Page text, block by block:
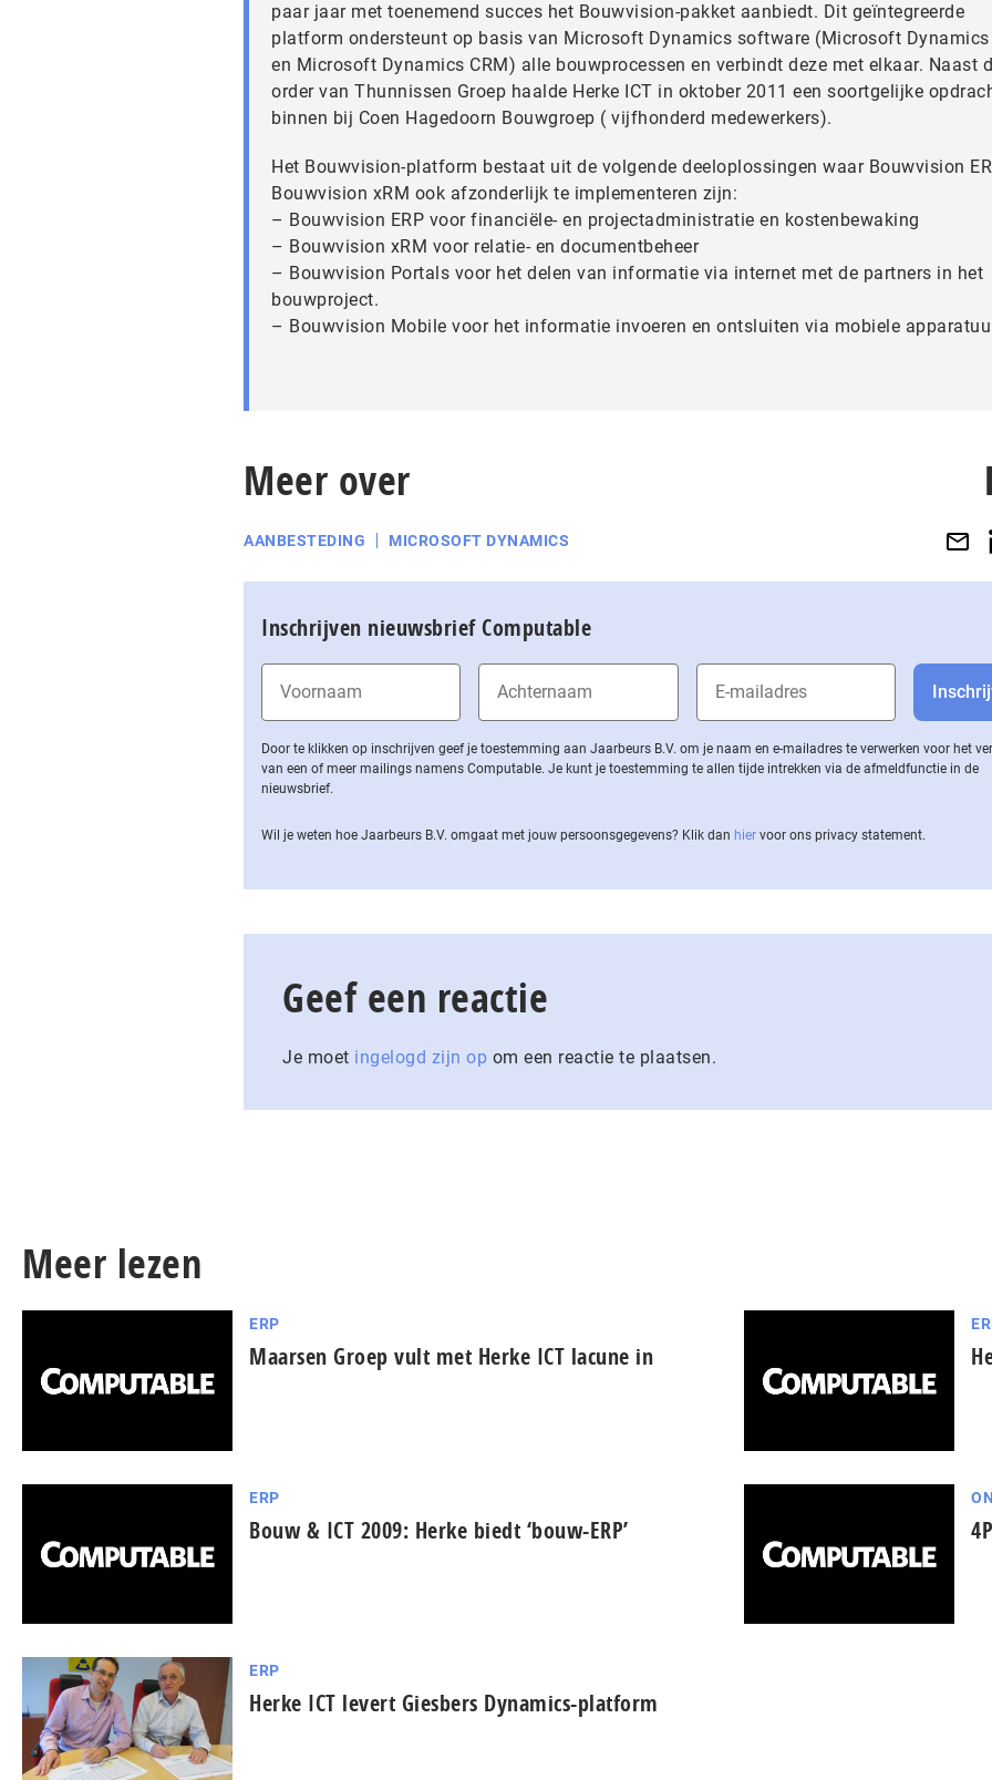
paar jaar met toenemend succes het Bouwvision-pakket aanbiedt. Dit geïntegreerde
platform ondersteunt op basis van Microsoft Dynamics software (Microsoft Dynamics
en Microsoft Dynamics CRM) alle bouwprocessen en verbindt deze met elkaar. Naast
order van Thunnissen Groep haalde Herke ICT in oktober 2011 een soortgelijke
binnen bij Coen Hagedoorn Bouwgroep ( vijfhonderd medewerkers).
Het Bouwvision-platform bestaat uit de volgende deeloplossingen waar Bouwvision
Bouwvision xRM ook afzonderlijk te implementeren zijn:
– Bouwvision ERP voor financiële- en projectadministratie en kostenbewaking
– Bouwvision xRM voor relatie- en documentbeheer
– Bouwvision Portals voor het delen van informatie via internet met de partners in het
bouwproject.
– Bouwvision Mobile voor het informatie invoeren en ontsluiten via mobiele
Meer over
AANBESTEDING MICROSOFT DYNAMICS
Inschrijven nieuwsbrief Computable
Door te klikken op inschrijven geef je toestemming aan Jaarbeurs B.V. om je naam en e-mailadres te verwerken voor het
van een of meer mailings namens Computable. Je kunt je toestemming te allen tijde intrekken via de af­meld­func­tie in de
nieuwsbrief.
Wil je weten hoe Jaarbeurs B.V. omgaat met jouw per­soons­ge­ge­vens? Klik dan hier voor ons privacy statement.
Geef een reactie
Je moet ingelogd zijn op om een reactie te plaatsen.
Meer lezen
ERP
Maarsen Groep vult met Herke ICT lacune in
ERP
Bouw & ICT 2009: Herke biedt ‘bouw-ERP’
ERP
Herke ICT levert Giesbers Dynamics-platform